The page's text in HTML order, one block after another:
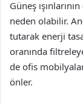
Güneş
neden olabilir.
tutarak enerji
oranında
de ofis
önler.